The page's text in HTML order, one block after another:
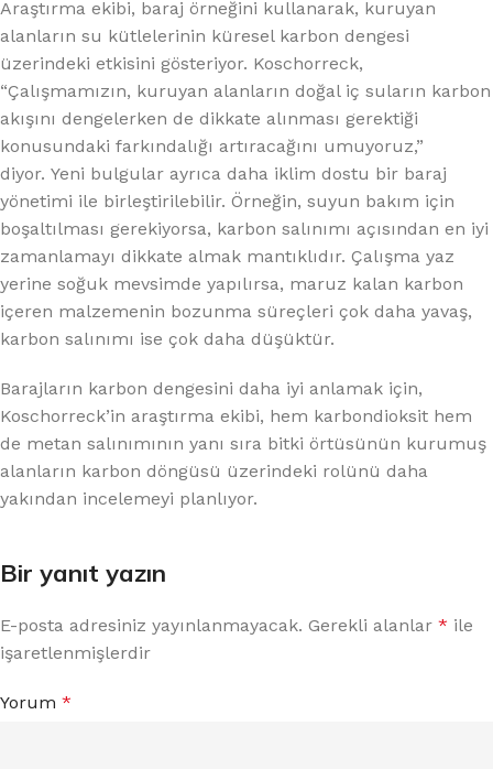
Araştırma ekibi, baraj örneğini kullanarak, kuruyan
alanların su kütlelerinin küresel karbon dengesi
üzerindeki etkisini gösteriyor. Koschorreck,
“Çalışmamızın, kuruyan alanların doğal iç suların karbon
akışını dengelerken de dikkate alınması gerektiği
konusundaki farkındalığı artıracağını umuyoruz,”
diyor. Yeni bulgular ayrıca daha iklim dostu bir baraj
yönetimi ile birleştirilebilir. Örneğin, suyun bakım için
boşaltılması gerekiyorsa, karbon salınımı açısından en iyi
zamanlamayı dikkate almak mantıklıdır. Çalışma yaz
yerine soğuk mevsimde yapılırsa, maruz kalan karbon
içeren malzemenin bozunma süreçleri çok daha yavaş,
karbon salınımı ise çok daha düşüktür.
Barajların karbon dengesini daha iyi anlamak için,
Koschorreck’in araştırma ekibi, hem karbondioksit hem
de metan salınımının yanı sıra bitki örtüsünün kurumuş
alanların karbon döngüsü üzerindeki rolünü daha
yakından incelemeyi planlıyor.
Bir yanıt yazın
E-posta adresiniz yayınlanmayacak. Gerekli alanlar * ile
işaretlenmişlerdir
Yorum *